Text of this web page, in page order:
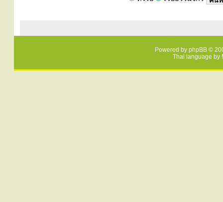
Powered by phpBB ©
Thai language by